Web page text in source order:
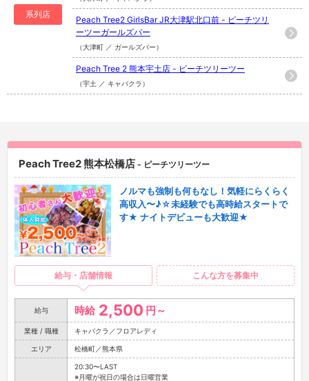
系列店
Peach Tree2 GirlsBar JR大津駅北口前 - ピーチツリ
ーツーガールズバー
（大津町 ／ ガールズバー）
Peach Tree 2 熊本宇土店 - ピーチツリーツー
（宇土 ／ キャバクラ）
Peach Tree2 熊本松橋店 - ピーチツリーツー
ノルマも強制も何もなし！気軽にらくらく
高収入〜♪☆未経験でも高時給スタートで
す★ ナイトデビューも大歓迎★
給与・店舗情報 こんな方を募集中
給与 時給 2,500 円～
業種 / 職種 キャバクラ／フロアレディ
エリア 松橋町／熊本県
20:30〜LAST
※月曜が祝日の場合は日曜営業